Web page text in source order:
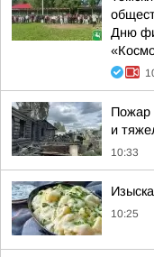
Дню
Пожар
и
10:33
10:25